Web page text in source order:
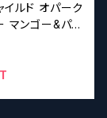
イルド オパーク
マンゴー&パッ
ツ ミルクシェ
/ Wilde Child
【クラフト